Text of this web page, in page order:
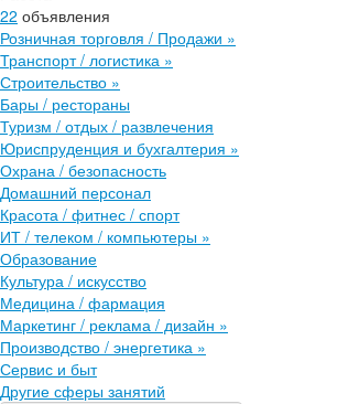
Помощь
22 объявления
Розничная торговля / Продажи »
Транспорт / логистика »
Строительство »
Бары / рестораны
Туризм / отдых / развлечения
Юриспруденция и бухгалтерия »
Охрана / безопасность
Домашний персонал
Красота / фитнес / спорт
ИТ / телеком / компьютеры »
Образование
Культура / искусство
Медицина / фармация
Маркетинг / реклама / дизайн »
Производство / энергетика »
Сервис и быт
Другие сферы занятий